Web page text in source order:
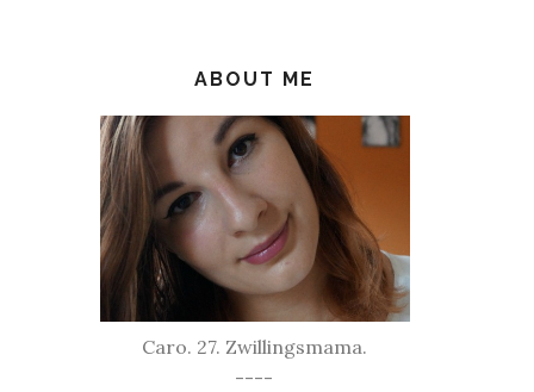
ABOUT ME
Caro. 27. Zwillingsmama.
----